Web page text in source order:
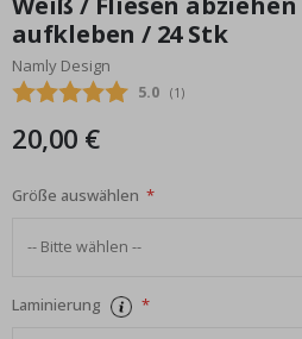
Bildgalerie
springen
aufkleben / 24 Stk
Namly Design
Durchschnittliche
5.0 (abgegebene
1 )
20,00 €
Größe auswählen
Laminierung